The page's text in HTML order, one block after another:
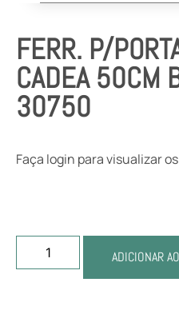
FERR. P/
CADEA 50CM
30750
Faça login para visualizar
ADICIONAR